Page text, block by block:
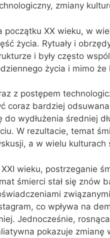
zmiany
początku XX wieku, w
życia. Rytuały i
i były często
życia i mimo
z postępem
coraz bardziej
do wydłużenia średniej
W rezultacie, temat
a w wielu kulturach
XXI wieku, postrzeganie
śmierci stał się znów
co wpływa na
Jednocześnie,
pokazuje zmianę